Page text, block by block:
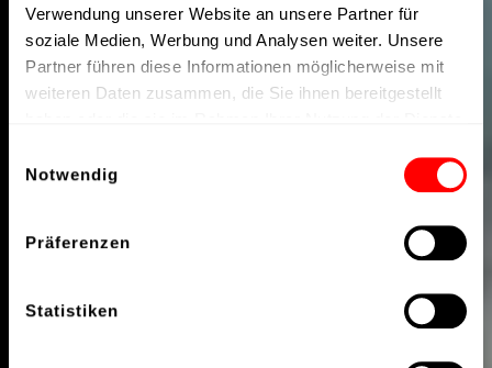
Verwendung unserer Website an unsere Partner für
soziale Medien, Werbung und Analysen weiter. Unsere
Partner führen diese Informationen möglicherweise mit
weiteren Daten zusammen, die Sie ihnen bereitgestellt
Notwendig
Präferenzen
Statistiken